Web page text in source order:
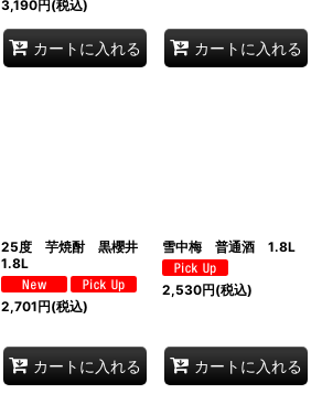
3,190円(税込)
カートに入れる カートに入れる
25度 芋焼酎 黒櫻井
1.8L
2,701円(税込)
カートに入れる
雪中梅 普通酒 1.8L
2,530円(税込)
カートに入れる